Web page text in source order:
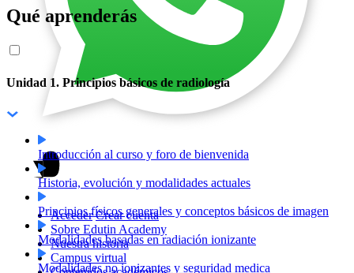
Acceder Crear cuenta
Sobre Edutin Academy
Nuestra historia
Campus virtual
Qué aprenderás
Unidad 1. Principios básicos de radiología
Introducción al curso y foro de bienvenida
Historia, evolución y modalidades actuales
Principios físicos generales y conceptos básicos de imagen
Modalidades basadas en radiación ionizante
Modalidades no ionizantes y seguridad medica